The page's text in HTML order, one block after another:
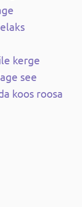
kerge
see
koos roosa